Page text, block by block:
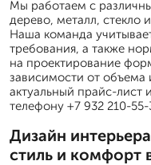
Мы работаем с
дерево, металл, стекло
Наша команда
требования, а также
на проектирование
зависимости от объема
актуальный прайс-лист
телефону +7 932 210-55-
Дизайн
стиль и комфорт